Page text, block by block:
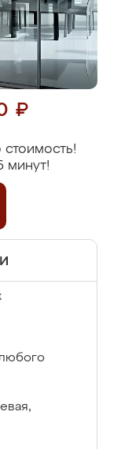
₽
минут!